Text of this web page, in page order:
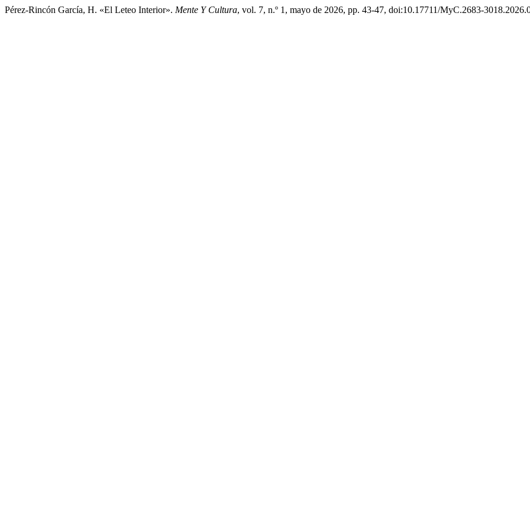
Pérez-Rincón García, H. «El Leteo Interior». Mente Y Cultura, vol. 7, n.º 1, mayo de 2026, pp. 43-47, doi:10.17711/MyC.2683-